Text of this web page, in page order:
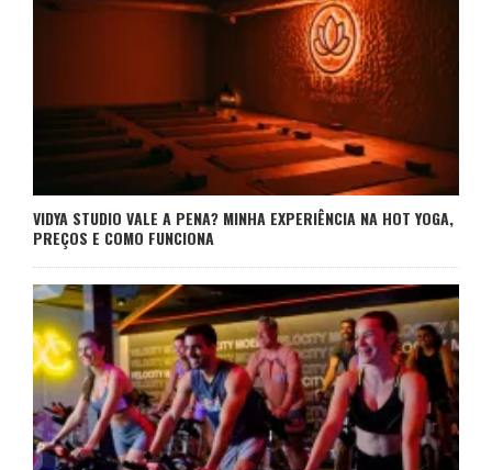
VIDYA STUDIO VALE A PENA? MINHA EXPERIÊNCIA NA HOT YOGA,
PREÇOS E COMO FUNCIONA